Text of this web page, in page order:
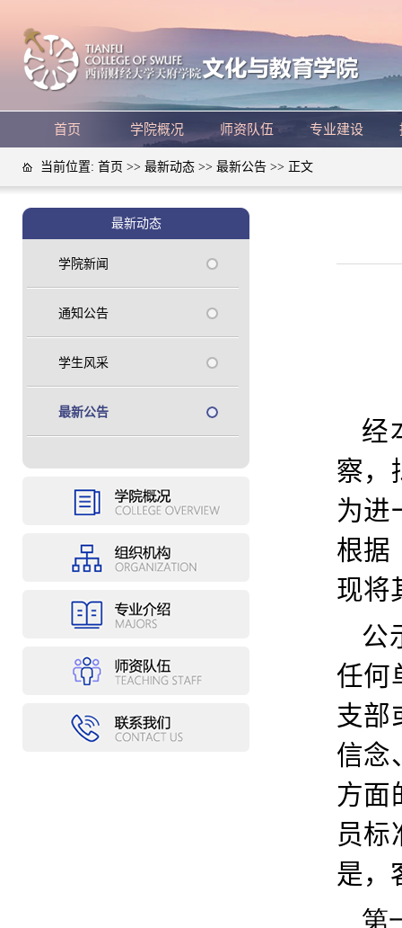
首页 学院概况 师资队伍 专业建设
当前位置: 首页 >> 最新动态 >> 最新公告 >> 正文
最新动态
学院新闻
通知公告
学生风采
最新公告
经
察，
为进
根据
现将
公
任何
支部
信念
方面
员标
是，
第